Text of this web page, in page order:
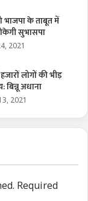
भाजपा के ताबूत में
सुभासपा
2021
लोगों की भीड़
बिन्नू अधाना
2021
Required